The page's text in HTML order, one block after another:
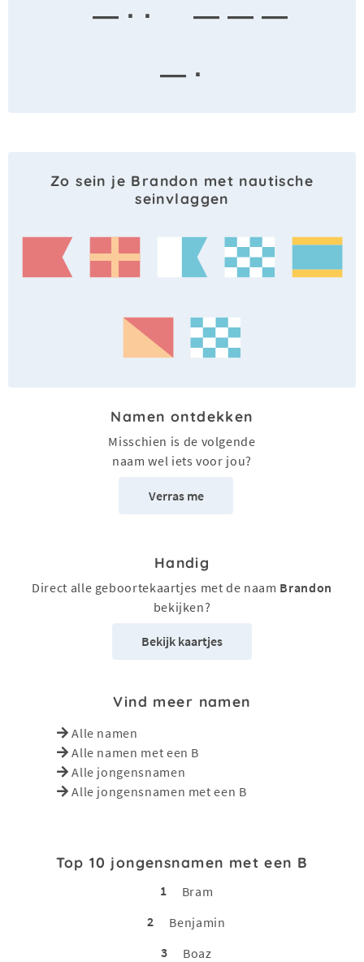
— · ·
— — —
— ·
Zo sein je Brandon met nautische
seinvlaggen
Namen ontdekken
Misschien is de volgende
naam wel iets voor jou?
Verras me
Handig
Direct alle geboortekaartjes met de naam Brandon
bekijken?
Bekijk kaartjes
Vind meer namen
Alle namen
Alle namen met een B
Alle jongensnamen
Alle jongensnamen met een B
Top 10 jongensnamen met een B
1
Bram
2
Benjamin
3
Boaz